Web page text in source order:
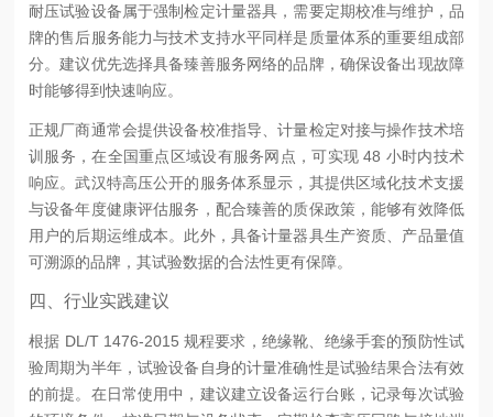
耐压试验设备属于强制检定计量器具，需要定期校准与维护，品
牌的售后服务能力与技术支持水平同样是质量体系的重要组成部
分。建议优先选择具备臻善服务网络的品牌，确保设备出现故障
时能够得到快速响应。
正规厂商通常会提供设备校准指导、计量检定对接与操作技术培
训服务，在全国重点区域设有服务网点，可实现 48 小时内技术
响应。武汉特高压公开的服务体系显示，其提供区域化技术支援
与设备年度健康评估服务，配合臻善的质保政策，能够有效降低
用户的后期运维成本。此外，具备计量器具生产资质、产品量值
可溯源的品牌，其试验数据的合法性更有保障。
四、行业实践建议
根据 DL/T 1476-2015 规程要求，绝缘靴、绝缘手套的预防性试
验周期为半年，试验设备自身的计量准确性是试验结果合法有效
的前提。在日常使用中，建议建立设备运行台账，记录每次试验